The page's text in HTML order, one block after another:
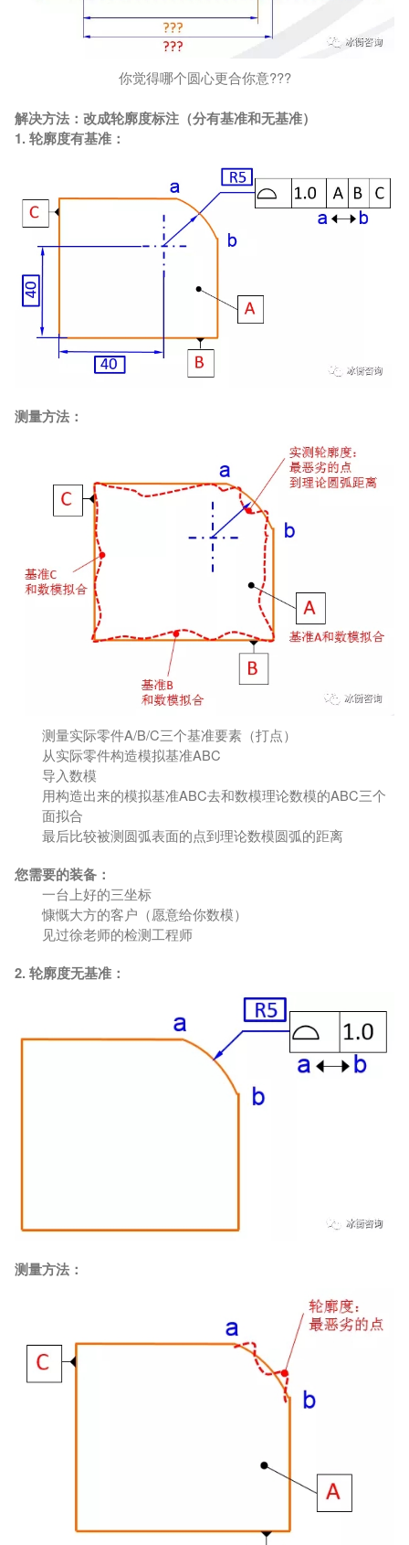
你觉得哪个圆心更合你意???
解决方法：改成轮廓度标注（分有基准和无基准）
1. 轮廓度有基准：
测量方法：
测量实际零件A/B/C三个基准要素（打点）
从实际零件构造模拟基准ABC
导入数模
用构造出来的模拟基准ABC去和数模理论数模的ABC三个
面拟合
最后比较被测圆弧表面的点到理论数模圆弧的距离
您需要的装备：
一台上好的三坐标
慷慨大方的客户（愿意给你数模）
见过徐老师的检测工程师
2. 轮廓度无基准：
测量方法：